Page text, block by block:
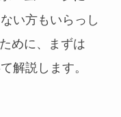
い方もいらっし
めに、まずは
解説します。